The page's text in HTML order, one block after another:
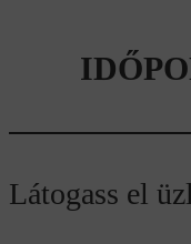
Látogass el